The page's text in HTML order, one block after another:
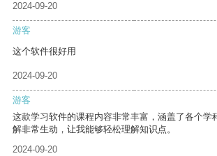
2024-09-20
游客
这个软件很好用
2024-09-20
游客
这款学习软件的课程内容非常丰富，涵盖了各个学
解非常生动，让我能够轻松理解知识点。
2024-09-20